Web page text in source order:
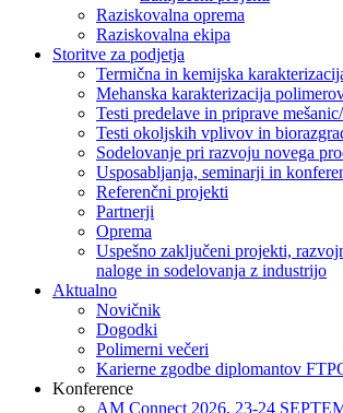
Raziskovalna oprema
Raziskovalna ekipa
Storitve za podjetja
Termična in kemijska
Mehanska karakterizacija
Testi predelave in priprave
Testi okoljskih vplivov in
Sodelovanje pri razvoju novega
Usposabljanja, seminarji in
Referenčni projekti
Partnerji
Oprema
Uspešno zaključeni projekti,
naloge in sodelovanja z industrijo
Aktualno
Novičnik
Dogodki
Polimerni večeri
Karierne zgodbe diplomantov
Konference
AM Connect 2026, 23-24